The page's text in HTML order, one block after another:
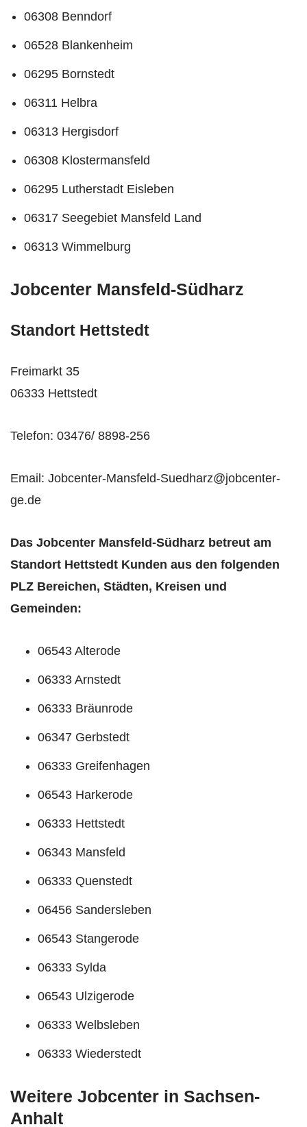
06308 Benndorf
06528 Blankenheim
06295 Bornstedt
06311 Helbra
06313 Hergisdorf
06308 Klostermansfeld
06295 Lutherstadt Eisleben
06317 Seegebiet Mansfeld Land
06313 Wimmelburg
Jobcenter Mansfeld-Südharz
Standort Hettstedt
Freimarkt 35
06333 Hettstedt
Telefon: 03476/ 8898-256
Email: Jobcenter-Mansfeld-Suedharz@jobcenter-
ge.de
Das Jobcenter Mansfeld-Südharz betreut am
Standort Hettstedt Kunden aus den folgenden
PLZ Bereichen, Städten, Kreisen und
Gemeinden:
06543 Alterode
06333 Arnstedt
06333 Bräunrode
06347 Gerbstedt
06333 Greifenhagen
06543 Harkerode
06333 Hettstedt
06343 Mansfeld
06333 Quenstedt
06456 Sandersleben
06543 Stangerode
06333 Sylda
06543 Ulzigerode
06333 Welbsleben
06333 Wiederstedt
Weitere Jobcenter in Sachsen-
Anhalt